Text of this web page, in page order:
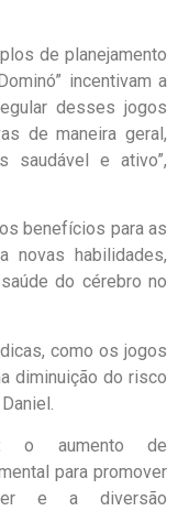
de planejamento
incentivam a
desses jogos
de maneira geral,
saudável e ativo”,
benefícios para as
novas habilidades,
do cérebro no
como os jogos
diminuição do risco
o aumento de
para promover
e a diversão